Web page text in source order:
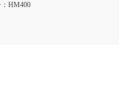
HM400